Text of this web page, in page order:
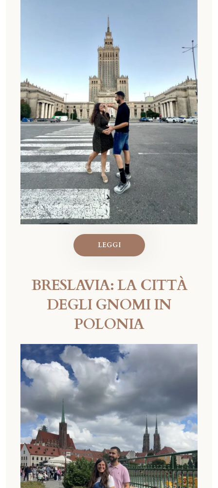
LEGGI
BRESLAVIA: LA CITTÀ
DEGLI GNOMI IN
POLONIA